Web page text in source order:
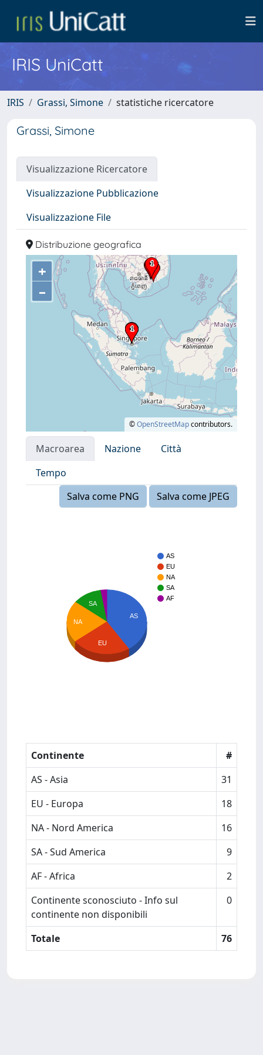
IRIS UniCatt
IRIS Grassi, Simone statistiche ricercatore
Grassi, Simone
Visualizzazione Ricercatore
Visualizzazione Pubblicazione
Visualizzazione File
Distribuzione geografica
+
–
©OpenStreetMapcontributors.
Macroarea Nazione
Città
Tempo
Salva come PNG
Salva come JPEG
AS
EU
NA
SA
AF
AS
SA
NA
EU
Continente
#
AS - Asia
31
EU - Europa
18
NA - Nord America
16
SA - Sud America
9
AF - Africa
2
Continente sconosciuto - Info sul
continente non disponibili
0
Totale 76